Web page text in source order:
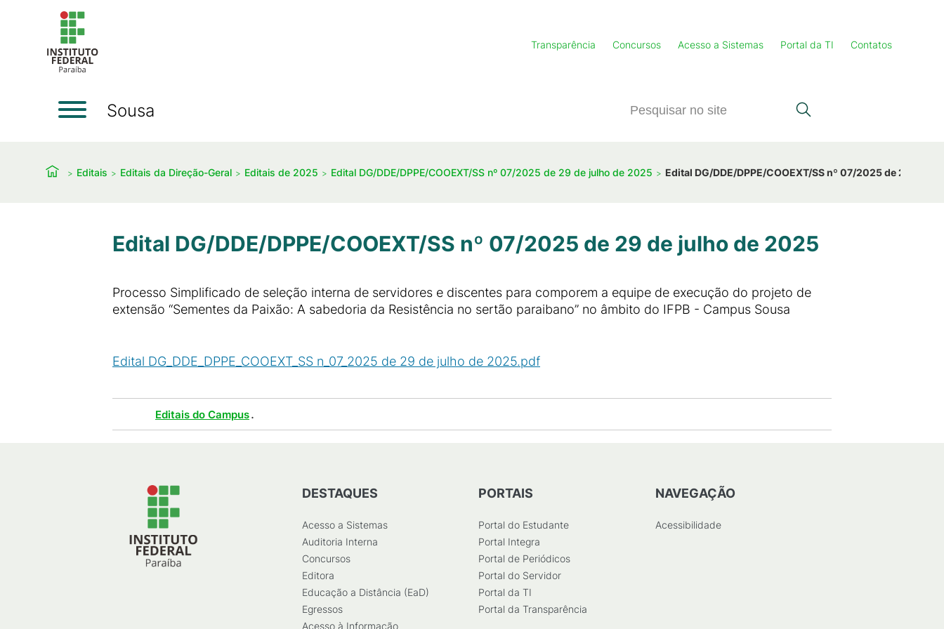
Transparência Concursos Acesso a Sistemas Portal da TI Contatos
Sousa
Editais Editais da Direção-Geral Editais de 2025 Edital DG/DDE/DPPE/COOEXT/SS nº 07/2025 de 29 de julho de 2025 Edital DG/DDE/DPPE/COOEXT/SS nº 07/2025 de 29 de
Edital DG/DDE/DPPE/COOEXT/SS nº 07/2025 de 29 de julho de 2025
Processo Simplificado de seleção interna de servidores e discentes para comporem a equipe de execução do projeto de
extensão “Sementes da Paixão: A sabedoria da Resistência no sertão paraibano” no âmbito do IFPB - Campus Sousa
Edital DG_DDE_DPPE_COOEXT_SS n_07_2025 de 29 de julho de 2025.pdf
Editais do Campus.
DESTAQUES
Acesso a Sistemas
Auditoria Interna
Concursos
Editora
Educação a Distância (EaD)
Egressos
Acesso à Informação
PORTAIS
Portal do Estudante
Portal Integra
Portal de Periódicos
Portal do Servidor
Portal da TI
Portal da Transparência
NAVEGAÇÃO
Acessibilidade